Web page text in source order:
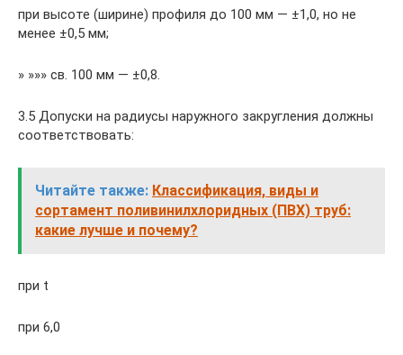
при высоте (ширине) профиля до 100 мм — ±1,0, но не
менее ±0,5 мм;
» »»» св. 100 мм — ±0,8.
3.5 Допуски на радиусы наружного закругления должны
соответствовать:
Читайте также: Классификация, виды и
сортамент поливинилхлоридных (ПВХ) труб:
какие лучше и почему?
при t
при 6,0